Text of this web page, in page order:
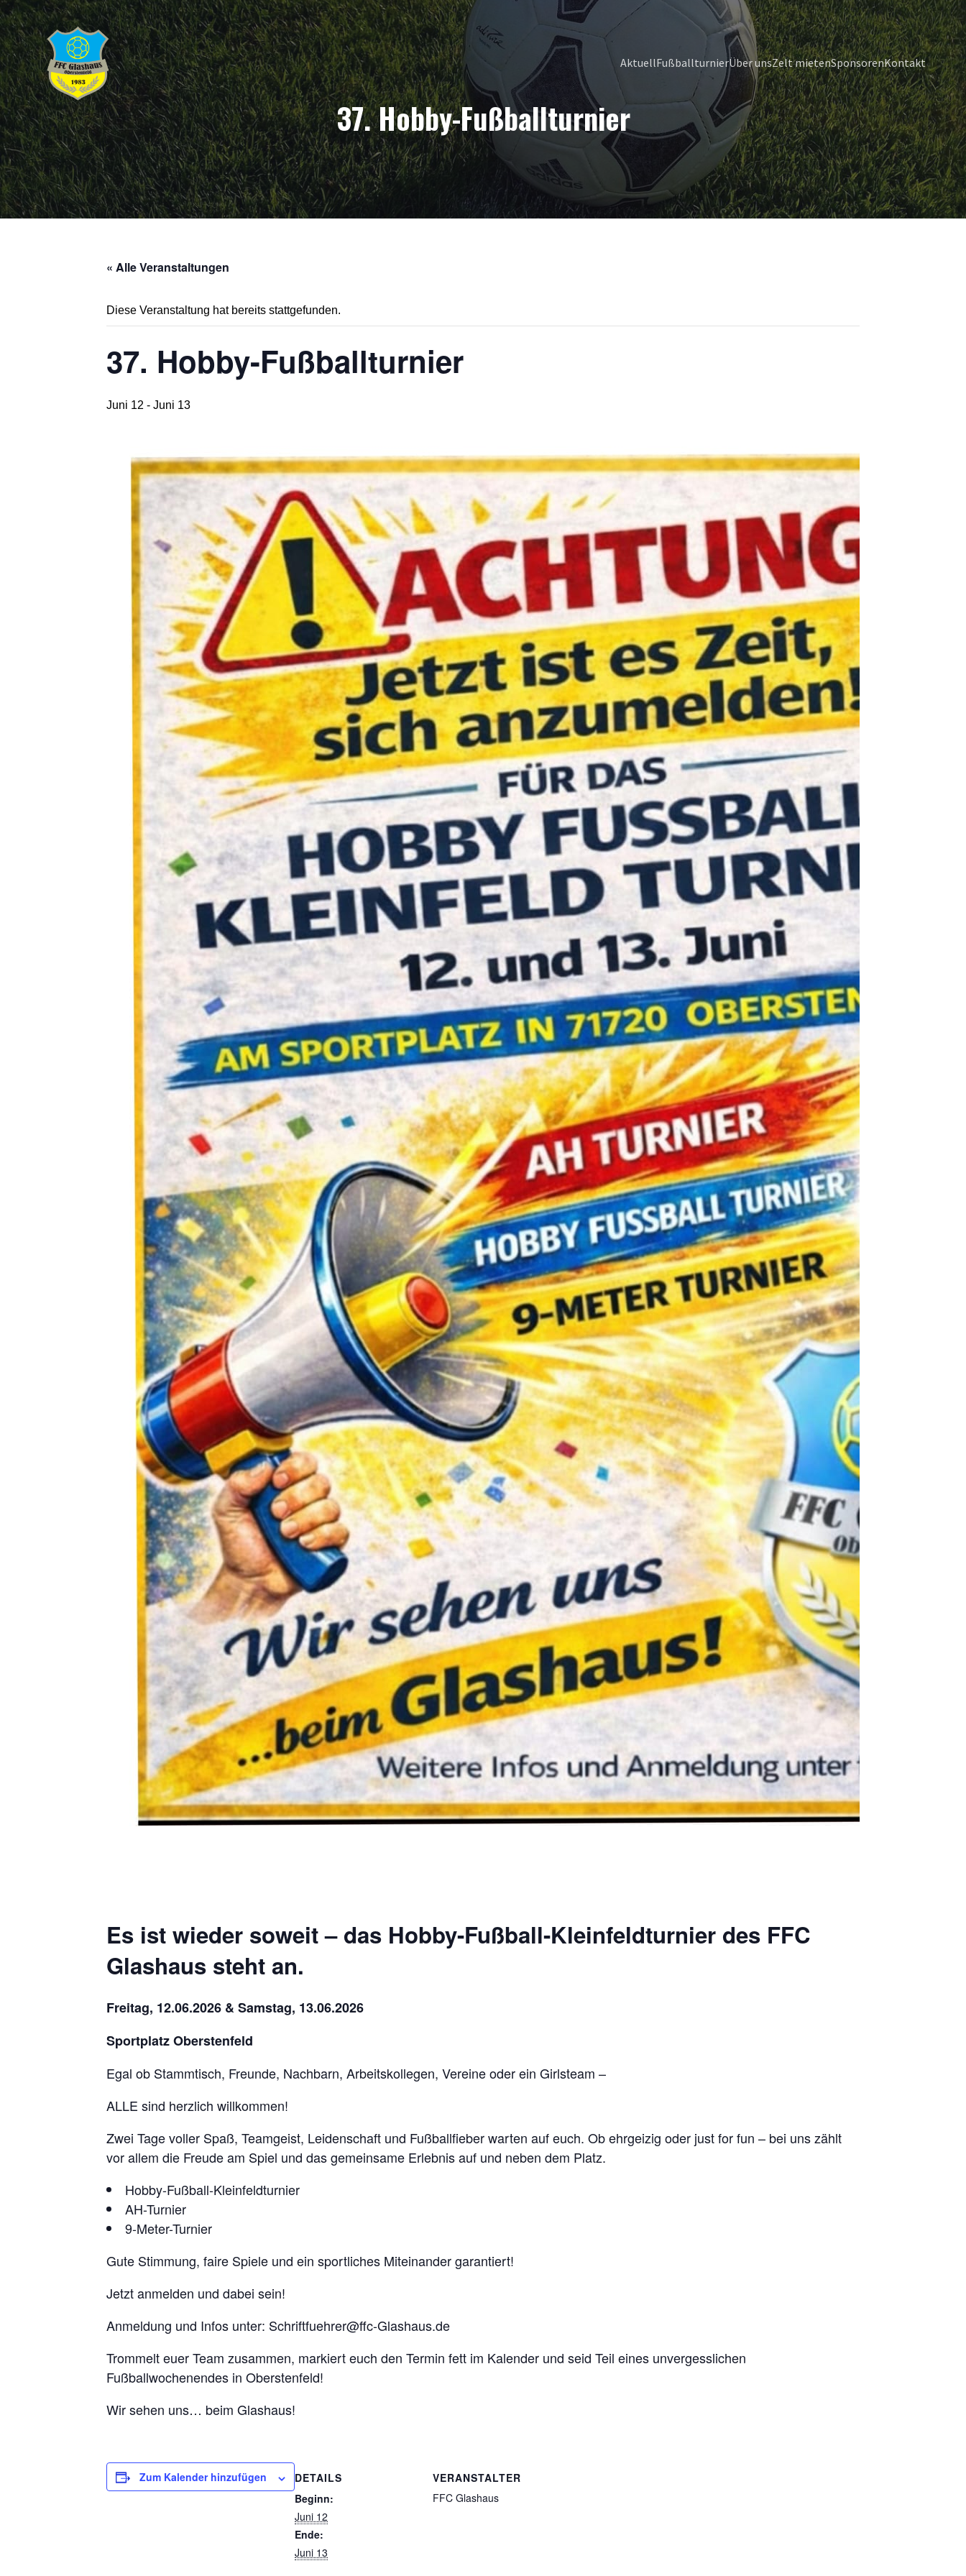
AktuellFußballturnierÜber unsZelt mietenSponsorenKontakt
37. Hobby-Fußballturnier
« Alle Veranstaltungen
Diese Veranstaltung hat bereits stattgefunden.
37. Hobby-Fußballturnier
Juni 12 - Juni 13
Es ist wieder soweit – das Hobby-Fußball-Kleinfeldturnier des FFC
Glashaus steht an.
Freitag, 12.06.2026 & Samstag, 13.06.2026
Sportplatz Oberstenfeld
Egal ob Stammtisch, Freunde, Nachbarn, Arbeitskollegen, Vereine oder ein Girlsteam –
ALLE sind herzlich willkommen!
Zwei Tage voller Spaß, Teamgeist, Leidenschaft und Fußballfieber warten auf euch. Ob ehrgeizig oder just for fun – bei uns zählt
vor allem die Freude am Spiel und das gemeinsame Erlebnis auf und neben dem Platz.
Hobby-Fußball-Kleinfeldturnier
AH-Turnier
9-Meter-Turnier
Gute Stimmung, faire Spiele und ein sportliches Miteinander garantiert!
Jetzt anmelden und dabei sein!
Anmeldung und Infos unter: Schriftfuehrer@ffc-Glashaus.de
Trommelt euer Team zusammen, markiert euch den Termin fett im Kalender und seid Teil eines unvergesslichen
Fußballwochenendes in Oberstenfeld!
Wir sehen uns… beim Glashaus!
Zum Kalender hinzufügen
DETAILS
Beginn:
Juni 12
Ende:
Juni 13
VERANSTALTER
FFC Glashaus